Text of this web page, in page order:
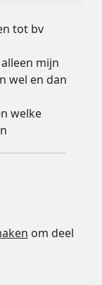
tot bv
mijn
wel en dan
welke
om deel